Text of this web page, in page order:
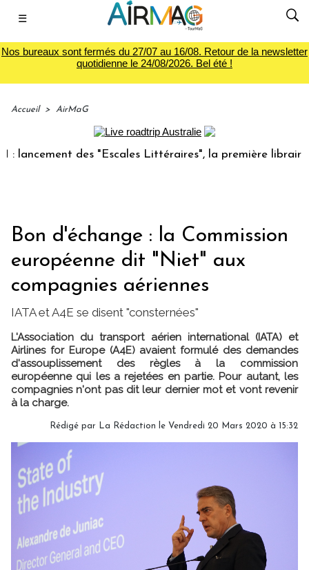
☰
Nos bureaux sont fermés du 27/07 au 16/08. Retour de la newsletter
quotidienne le 24/08/2026. Bel été !
Accueil > AirMaG
des "Escales Littéraires", la première librairie du
Bon d'échange : la Commission
européenne dit "Niet" aux
compagnies aériennes
IATA et A4E se disent "consternées"
L'Association du transport aérien international (IATA) et
Airlines for Europe (A4E) avaient formulé des demandes
d'assouplissement des règles à la commission
européenne qui les a rejetées en partie. Pour autant, les
compagnies n'ont pas dit leur dernier mot et vont revenir
à la charge.
Rédigé par La Rédaction le Vendredi 20 Mars 2020 à 15:32